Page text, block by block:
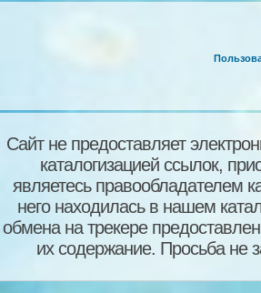
Сайт не предоставляет
каталогизацией ссылок,
являетесь правообладателем
него находилась в нашем
обмена на трекере
их содержание. Просьба